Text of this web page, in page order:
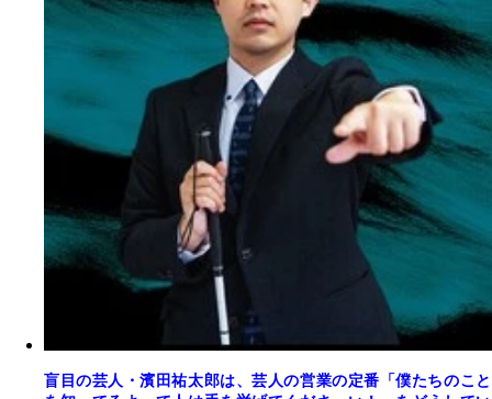
盲目の芸人・濱田祐太郎は、芸人の営業の定番「僕たちのこと